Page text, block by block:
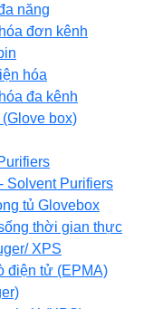
năng
đơn kênh
hóa
đa kênh
box)
Solvent Purifiers
tủ Glovebox
thời gian thực
XPS
điện tử (EPMA)